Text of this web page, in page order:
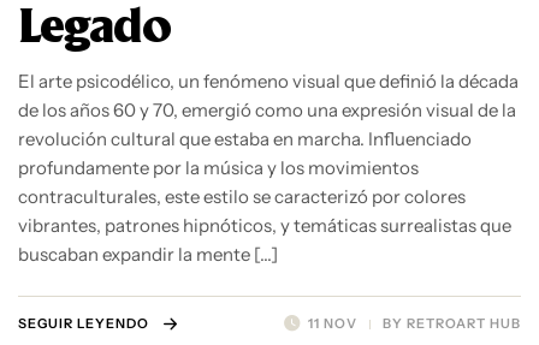
Legado
El arte psicodélico, un fenómeno visual que definió la década
de los años 60 y 70, emergió como una expresión visual de la
revolución cultural que estaba en marcha. Influenciado
profundamente por la música y los movimientos
contraculturales, este estilo se caracterizó por colores
vibrantes, patrones hipnóticos, y temáticas surrealistas que
buscaban expandir la mente […]
11 NOV BY RETROART HUB
SEGUIR LEYENDO